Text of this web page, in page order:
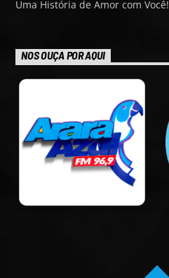
Uma História de Amor com Você!
NOS OUÇA POR AQUI